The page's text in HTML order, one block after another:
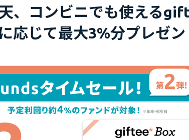
、コンビニでも使える
応じて最大3%分プレゼ